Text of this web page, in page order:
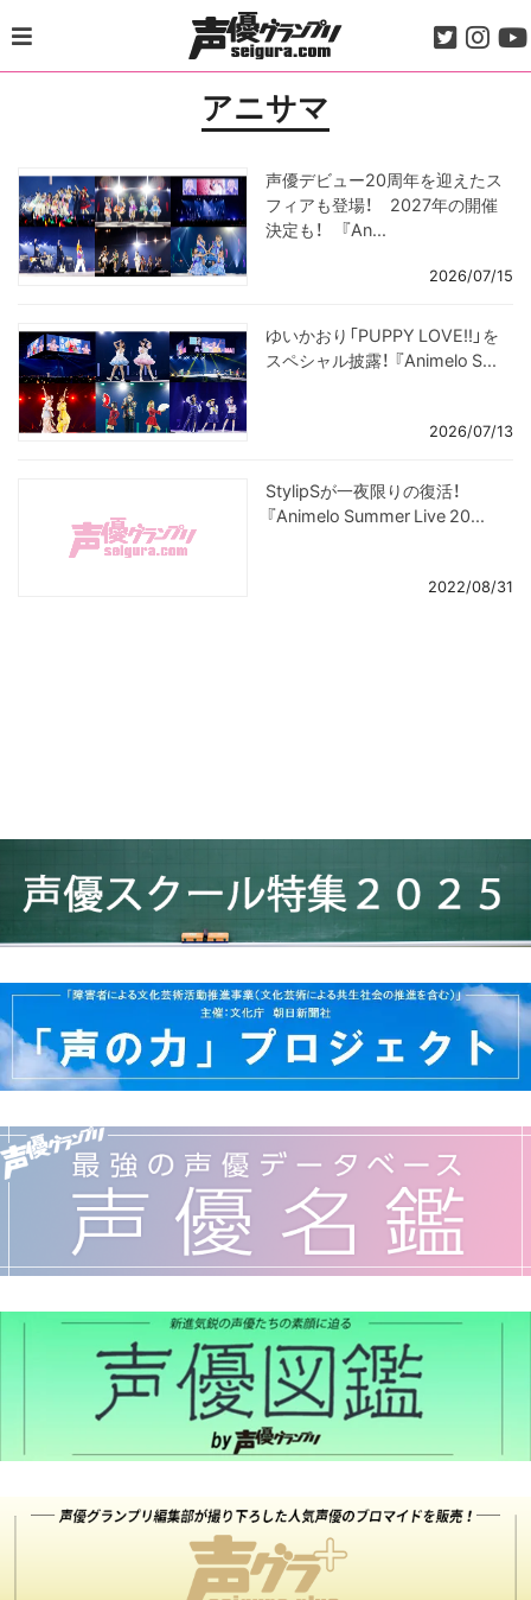
to
content
アニサマ
声優デビュー20周年を迎えたス
フィアも登場！ 2027年の開催
決定も！ 『An...
2026/07/15
ゆいかおり「PUPPY LOVE!!」を
スペシャル披露！ 『Animelo S...
2026/07/13
StylipSが一夜限りの復活！
『Animelo Summer Live 20...
2022/08/31